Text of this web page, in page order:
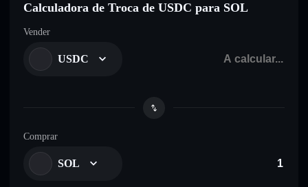
Calculadora de Troca de USDC para SOL
Vender
USDC
Comprar
SOL